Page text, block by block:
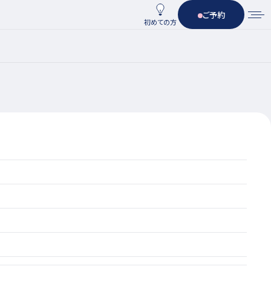
初めての方
ご予約